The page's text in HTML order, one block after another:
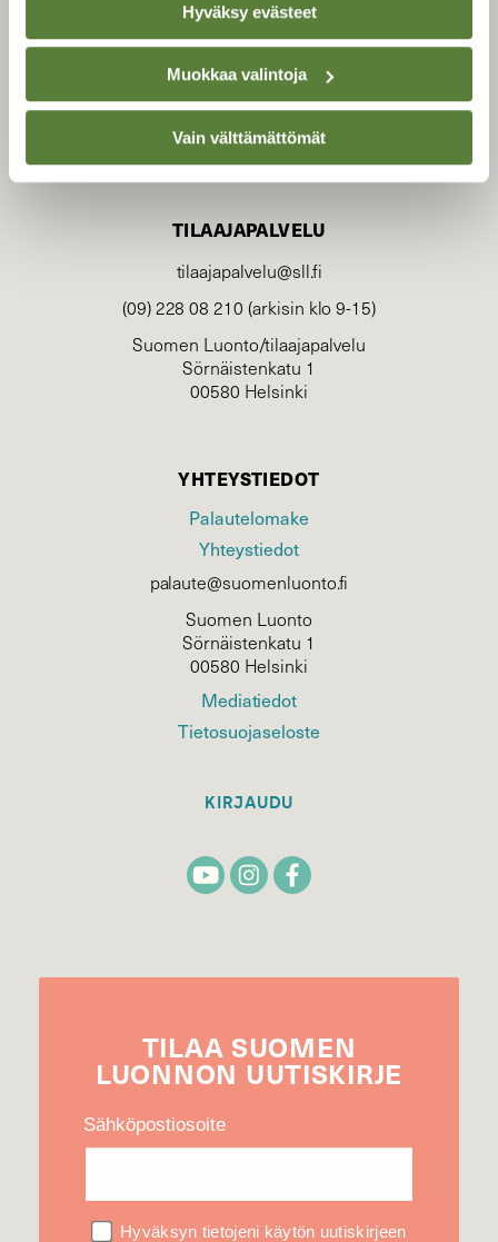
Hyväksy evästeet
Muokkaa valintoja
Vain välttämättömät
TILAAJAPALVELU
tilaajapalvelu@sll.fi
(09) 228 08 210 (arkisin klo 9-15)
Suomen Luonto/tilaajapalvelu
Sörnäistenkatu 1
00580 Helsinki
YHTEYSTIEDOT
Palautelomake
Yhteystiedot
palaute@suomenluonto.fi
Suomen Luonto
Sörnäistenkatu 1
00580 Helsinki
Mediatiedot
Tietosuojaseloste
KIRJAUDU
TILAA SUOMEN
LUONNON UUTIS­KIRJE
Sähköpostiosoite
Hyväksyn tietojeni käytön uutiskirjeen